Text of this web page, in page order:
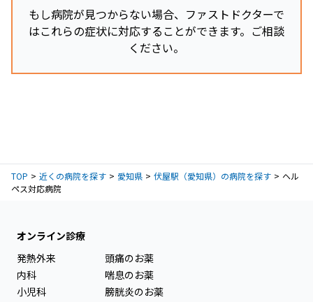
もし病院が見つからない場合、ファストドクターで
はこれらの症状に対応することができます。ご相談
ください。
TOP 近くの病院を探す 愛知県 伏屋駅（愛知県）の病院を探す
ヘル
ペス対応病院
オンライン診療
発熱外来
内科
小児科
頭痛のお薬
喘息のお薬
膀胱炎のお薬